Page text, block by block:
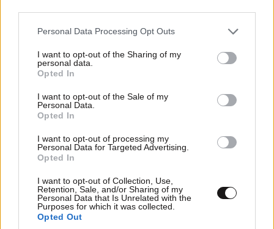
Please note that this website/app uses one or more Google
not limited to your visit or usage behaviour. You may click to
grant or deny consent to Google and its third-party tags to
use your data for below specified purposes in below Google
consent section.
Personal Data Processing Opt Outs
I want to opt-out of the Sharing of my
personal data.
Opted In
I want to opt-out of the Sale of my
Personal Data.
Opted In
I want to opt-out of processing my
Personal Data for Targeted Advertising.
Opted In
I want to opt-out of Collection, Use,
Retention, Sale, and/or Sharing of my
Personal Data that Is Unrelated with the
Purposes for which it was collected.
Opted Out
ΣΧΌΛΙΑ ΑΝΑΓΝΩΣΤΏΝ